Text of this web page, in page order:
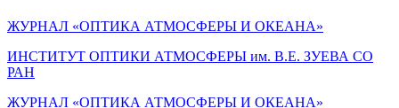
ЖУРНАЛ «ОПТИКА АТМОСФЕРЫ И ОКЕАНА»
ИНСТИТУТ ОПТИКИ АТМОСФЕРЫ им. В.Е. ЗУЕВА СО
РАН
ЖУРНАЛ «ОПТИКА АТМОСФЕРЫ И ОКЕАНА»